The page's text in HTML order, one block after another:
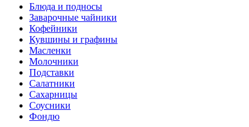
Блюда и подносы
Заварочные чайники
Кофейники
Кувшины и графины
Масленки
Молочники
Подставки
Салатники
Сахарницы
Соусники
Фондю